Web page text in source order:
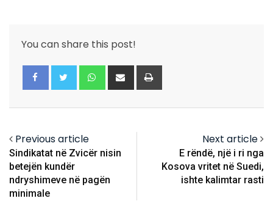
You can share this post!
Whatsapp
Share
via
Previous article
Sindikatat në Zvicër nisin
betejën kundër
ndryshimeve në pagën
minimale
Next article
E rëndë, një i ri nga
Kosova vritet në Suedi,
ishte kalimtar rasti